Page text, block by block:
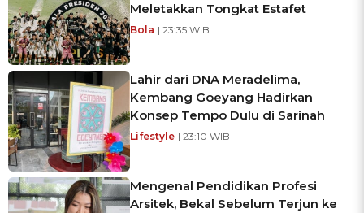
Meletakkan Tongkat Estafet
Bola | 23:35 WIB
Lahir dari DNA Meradelima,
Kembang Goeyang Hadirkan
Konsep Tempo Dulu di Sarinah
Lifestyle | 23:10 WIB
Mengenal Pendidikan Profesi
Arsitek, Bekal Sebelum Terjun ke